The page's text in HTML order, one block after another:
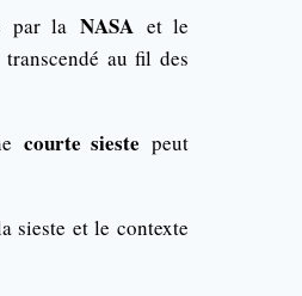
par laNASAet le
au fil des
courte sieste peut
sieste et le contexte